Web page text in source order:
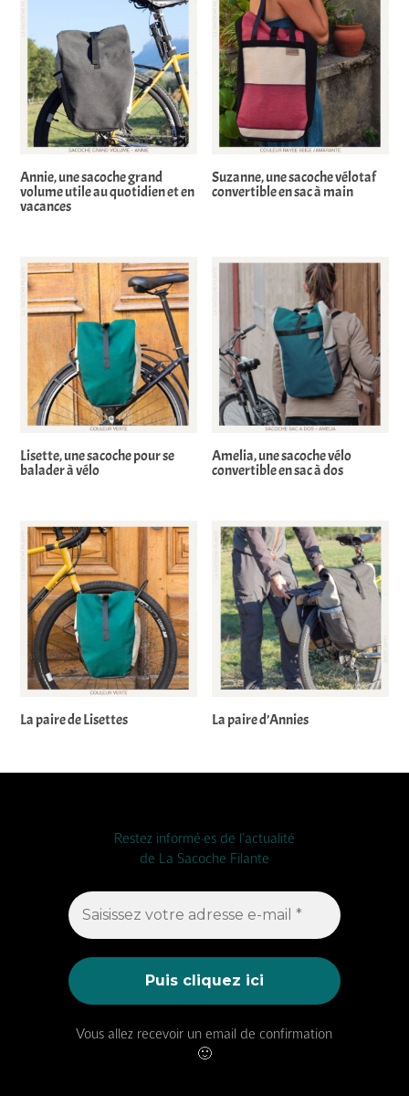
Annie, une sacoche grand
volume utile au quotidien et en
vacances
Suzanne, une sacoche vélotaf
convertible en sac à main
Lisette, une sacoche pour se
balader à vélo
Amelia, une sacoche vélo
convertible en sac à dos
La paire de Lisettes La paire d’Annies
Restez informé·es de l'actualité
de La Sacoche Filante
Vous allez recevoir un email de confirmation
🙂